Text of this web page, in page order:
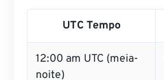
UTC Tempo
12:00 am UTC (meia-
noite)